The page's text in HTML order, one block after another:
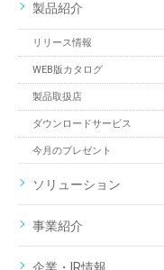
製品紹介
リリース情報
WEB版カタログ
製品取扱店
ダウンロードサービス
今月のプレゼント
ソリューション
事業紹介